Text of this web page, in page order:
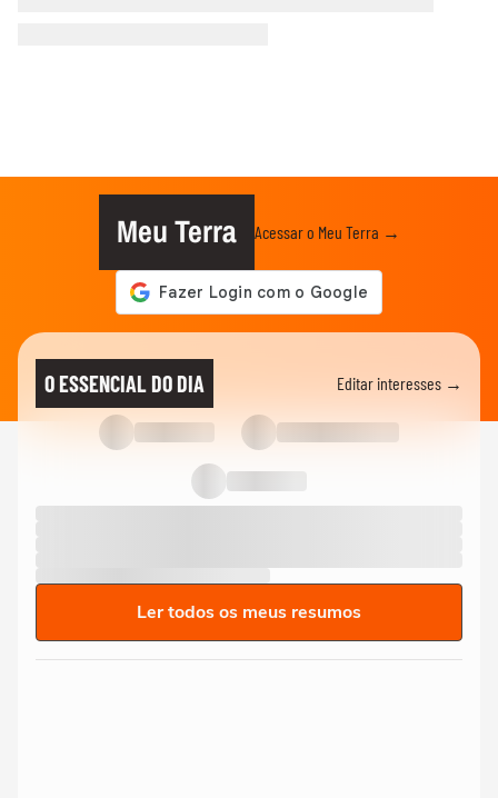
Meu Terra Acessar o Meu Terra →
O ESSENCIAL DO DIA Editar interesses →
Ler todos os meus resumos